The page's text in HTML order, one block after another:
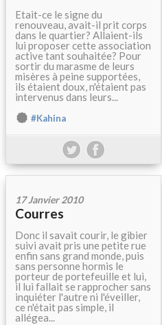
Etait-ce le signe du
renouveau, avait-il prit corps
dans le quartier? Allaient-ils
lui proposer cette association
active tant souhaitée? Pour
sortir du marasme de leurs
misères à peine supportées,
ils étaient doux, n'étaient pas
intervenus dans leurs...
#Kahina
17 Janvier 2010
Courres
Donc il savait courir, le gibier
suivi avait pris une petite rue
enfin sans grand monde, puis
sans personne hormis le
porteur de portefeuille et lui,
il lui fallait se rapprocher sans
inquiéter l'autre ni l'éveiller,
ce n'était pas simple, il
allégea...